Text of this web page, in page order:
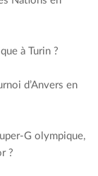
à Turin ?
d’Anvers en
G olympique,
?